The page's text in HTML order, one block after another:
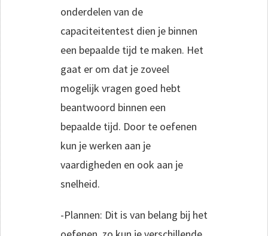
onderdelen van de
capaciteitentest dien je binnen
een bepaalde tijd te maken. Het
gaat er om dat je zoveel
mogelijk vragen goed hebt
beantwoord binnen een
bepaalde tijd. Door te oefenen
kun je werken aan je
vaardigheden en ook aan je
snelheid.
-Plannen: Dit is van belang bij het